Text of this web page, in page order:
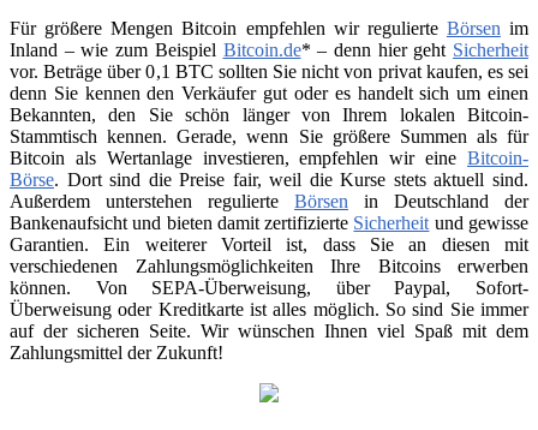
Für größere Mengen Bitcoin empfehlen wir regulierte Börsen im
Inland – wie zum Beispiel Bitcoin.de* – denn hier geht Sicherheit
vor. Beträge über 0,1 BTC sollten Sie nicht von privat kaufen, es sei
denn Sie kennen den Verkäufer gut oder es handelt sich um einen
Bekannten, den Sie schön länger von Ihrem lokalen Bitcoin-
Stammtisch kennen. Gerade, wenn Sie größere Summen als für
Bitcoin als Wertanlage investieren, empfehlen wir eine Bitcoin-
Börse. Dort sind die Preise fair, weil die Kurse stets aktuell sind.
Außerdem unterstehen regulierte Börsen in Deutschland der
Bankenaufsicht und bieten damit zertifizierte Sicherheit und gewisse
Garantien. Ein weiterer Vorteil ist, dass Sie an diesen mit
verschiedenen Zahlungsmöglichkeiten Ihre Bitcoins erwerben
können. Von SEPA-Überweisung, über Paypal, Sofort-
Überweisung oder Kreditkarte ist alles möglich. So sind Sie immer
auf der sicheren Seite. Wir wünschen Ihnen viel Spaß mit dem
Zahlungsmittel der Zukunft!